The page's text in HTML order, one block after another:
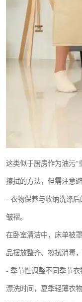
这类似于厨房作为油污“
擦拭的方法，但需注意
- 衣物保养与收纳洗涤
皱褶。
在卧室清洁中，床单被
品摆放整齐、擦拭消毒
- 季节性调整不同季节
漂洗时间，夏季轻薄衣